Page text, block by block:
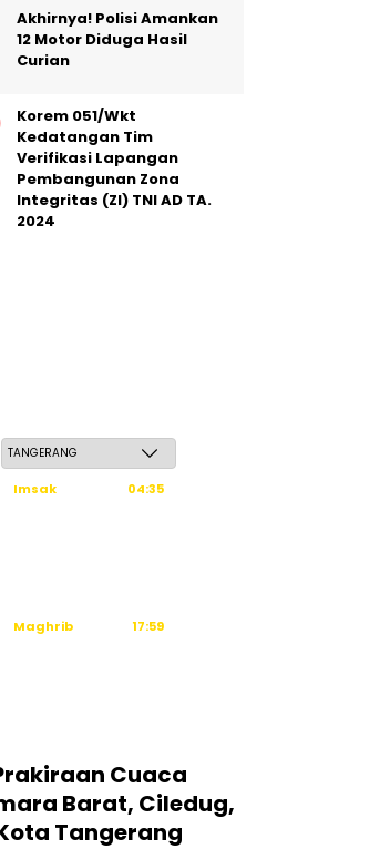
Akhirnya! Polisi Amankan
12 Motor Diduga Hasil
Curian
Korem 051/Wkt
Kedatangan Tim
Verifikasi Lapangan
Pembangunan Zona
Integritas (ZI) TNI AD TA.
2024
Imsak
04:35
Maghrib
17:59
Cuaca
Barat, Ciledug,
Tangerang